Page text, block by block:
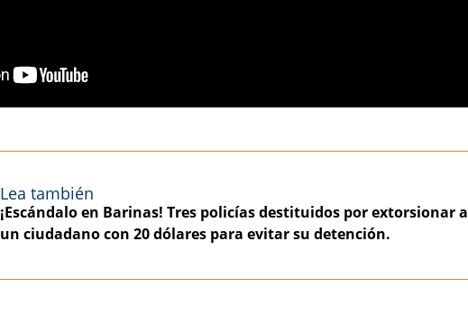
Lea también
¡Escándalo en Barinas! Tres policías destituidos por extorsionar a
un ciudadano con 20 dólares para evitar su detención.